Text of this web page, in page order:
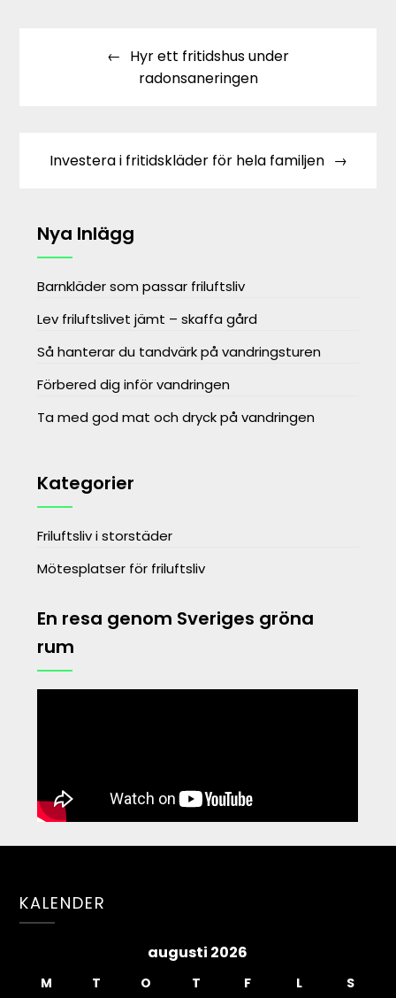
Hyr ett fritidshus under
radonsaneringen
Investera i fritidskläder för hela familjen
Nya Inlägg
Barnkläder som passar friluftsliv
Lev friluftslivet jämt – skaffa gård
Så hanterar du tandvärk på vandringsturen
Förbered dig inför vandringen
Ta med god mat och dryck på vandringen
Kategorier
Friluftsliv i storstäder
Mötesplatser för friluftsliv
En resa genom Sveriges gröna
rum
KALENDER
augusti 2026
M T O T F L
S